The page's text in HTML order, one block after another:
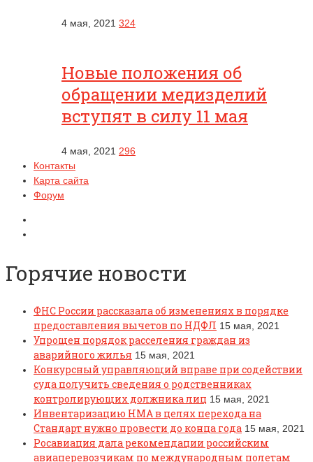
4 мая, 2021 324
Новые положения об
обращении медизделий
вступят в силу 11 мая
4 мая, 2021 296
Контакты
Карта сайта
Форум
Горячие новости
ФНС России рассказала об изменениях в порядке
предоставления вычетов по НДФЛ 15 мая, 2021
Упрощен порядок расселения граждан из
аварийного жилья 15 мая, 2021
Конкурсный управляющий вправе при содействии
суда получить сведения о родственниках
контролирующих должника лиц 15 мая, 2021
Инвентаризацию НМА в целях перехода на
Стандарт нужно провести до конца года 15 мая, 2021
Росавиация дала рекомендации российским
авиаперевозчикам по международным полетам